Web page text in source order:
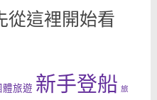
從這裡開始看
體旅遊 新手登船 旅